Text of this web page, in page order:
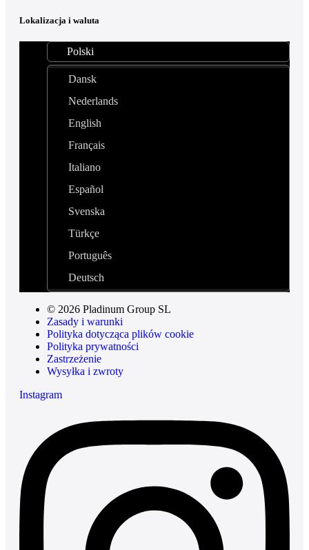
Lokalizacja i waluta
Polski
Dansk
Nederlands
English
Français
Italiano
Español
Svenska
Türkçe
Português
Deutsch
© 2026 Pladinum Group SL
Zasady i warunki
Polityka dotycząca plików cookie
Polityka prywatności
Zastrzeżenie
Wysyłka i zwroty
Instagram